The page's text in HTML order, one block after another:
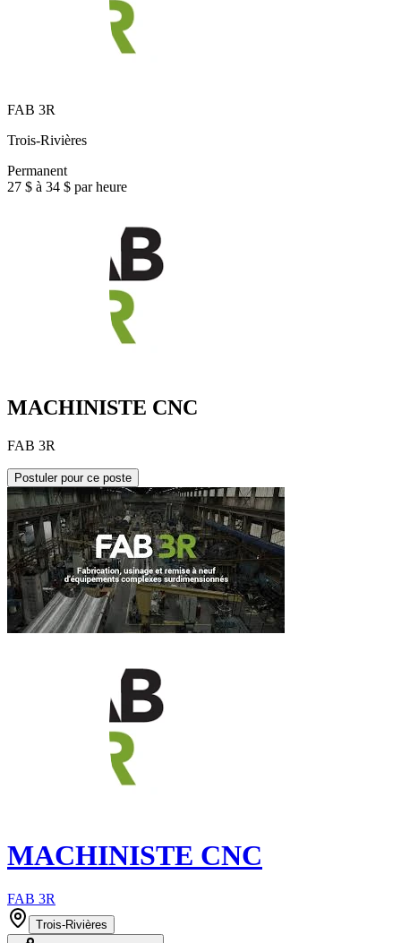
FAB 3R
Trois-Rivières
Permanent
27 $ à 34 $ par heure
MACHINISTE CNC
FAB 3R
Postuler pour ce poste
MACHINISTE CNC
FAB 3R
Trois-Rivières